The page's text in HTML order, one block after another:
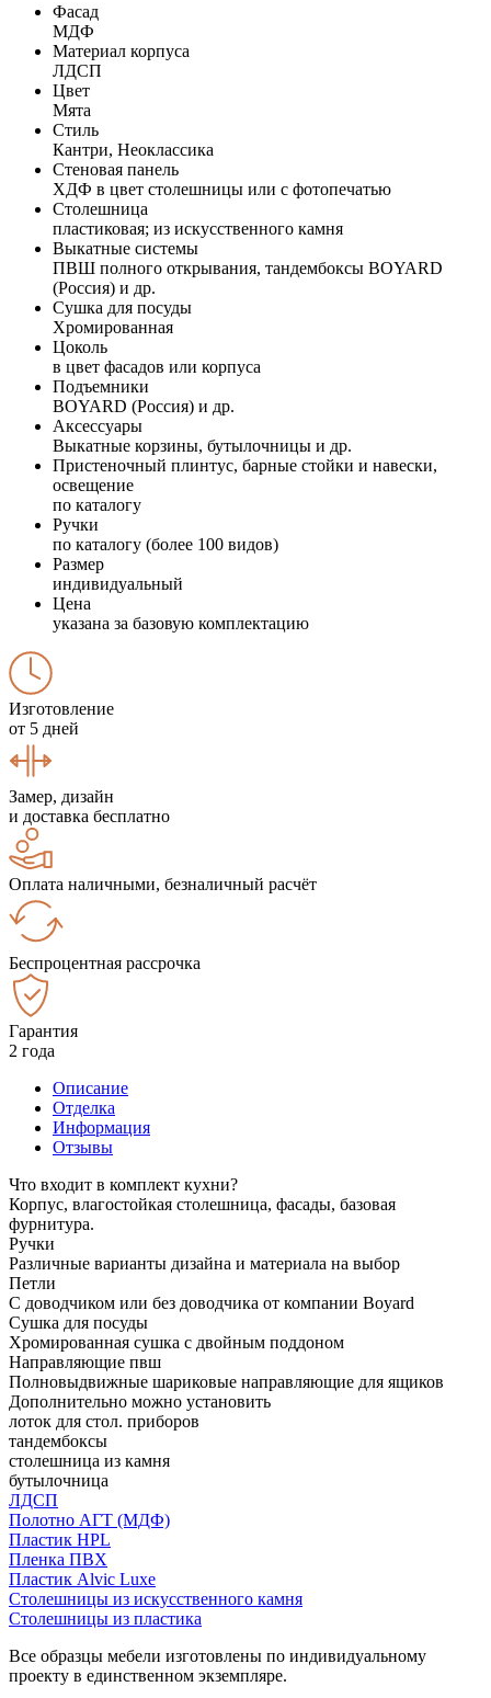
Фасад
МДФ
Материал корпуса
ЛДСП
Цвет
Мята
Стиль
Кантри, Неоклассика
Стеновая панель
ХДФ в цвет столешницы или с фотопечатью
Столешница
пластиковая; из искусственного камня
Выкатные системы
ПВШ полного открывания, тандембоксы BOYARD
(Россия) и др.
Сушка для посуды
Хромированная
Цоколь
в цвет фасадов или корпуса
Подъемники
BOYARD (Россия) и др.
Аксессуары
Выкатные корзины, бутылочницы и др.
Пристеночный плинтус, барные стойки и навески,
освещение
по каталогу
Ручки
по каталогу (более 100 видов)
Размер
индивидуальный
Цена
указана за базовую комплектацию
Изготовление
от 5 дней
Замер, дизайн
и доставка бесплатно
Оплата наличными, безналичный расчёт
Беспроцентная рассрочка
Гарантия
2 года
Описание
Отделка
Информация
Отзывы
Что входит в комплект кухни?
Корпус, влагостойкая столешница, фасады, базовая
фурнитура.
Ручки
Различные варианты дизайна и материала на выбор
Петли
С доводчиком или без доводчика от компании Boyard
Сушка для посуды
Хромированная сушка с двойным поддоном
Направляющие пвш
Полновыдвижные шариковые направляющие для ящиков
Дополнительно можно установить
лоток для стол. приборов
тандембоксы
столешница из камня
бутылочница
ЛДСП
Полотно АГТ (МДФ)
Пластик HPL
Пленка ПВХ
Пластик Alvic Luxe
Столешницы из искусственного камня
Столешницы из пластика
Все образцы мебели изготовлены по индивидуальному
проекту в единственном экземпляре.